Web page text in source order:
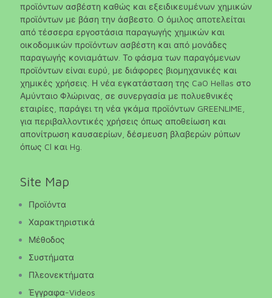
προϊόντων ασβέστη καθώς και εξειδικευμένων χημικών
προϊόντων με βάση την άσβεστο. Ο όμιλος αποτελείται
από τέσσερα εργοστάσια παραγωγής χημικών και
οικοδομικών προϊόντων ασβέστη και από μονάδες
παραγωγής κονιαμάτων. Το φάσμα των παραγόμενων
προϊόντων είναι ευρύ, με διάφορες βιομηχανικές και
χημικές χρήσεις. Η νέα εγκατάσταση της CaO Hellas στο
Αμύνταιο Φλώρινας, σε συνεργασία με πολυεθνικές
εταιρίες, παράγει τη νέα γκάμα προϊόντων GREENLIME,
για περιβαλλοντικές χρήσεις όπως αποθείωση και
απονίτρωση καυσαερίων, δέσμευση βλαβερών ρύπων
όπως Cl και Hg.
Site Map
Προϊόντα
Χαρακτηριστικά
Μέθοδος
Συστήματα
Πλεονεκτήματα
Έγγραφα-Videos